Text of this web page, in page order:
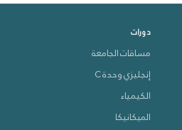
دورات
مساقات الجامعة
إنجليزي وحدة C
الكيمياء
الميكانيكا